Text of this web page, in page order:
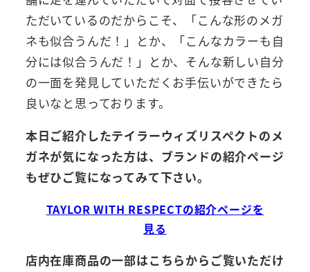
ただいているのだからこそ、「こんな形のメガ
ネも似合うんだ！」とか、「こんなカラーも自
分には似合うんだ！」とか、そんな新しい自分
の一面を発見していただくお手伝いができたら
良いなと思っております。
本日ご紹介したテイラーウィズリスペクトのメ
ガネが気になった方は、ブランドの紹介ページ
もぜひご覧になってみて下さい。
TAYLOR WITH RESPECTの紹介ページを
見る
店内在庫商品の一部はこちらからご覧いただけ